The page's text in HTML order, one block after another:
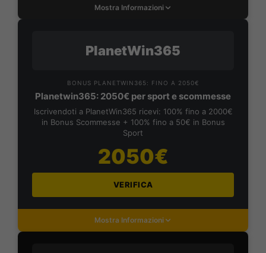
Mostra Informazioni
PlanetWin365
BONUS PLANETWIN365: FINO A 2050€
Planetwin365: 2050€ per sport e scommesse
Iscrivendoti a PlanetWin365 ricevi: 100% fino a 2000€
in Bonus Scommesse + 100% fino a 50€ in Bonus
Sport
2050€
VERIFICA
Mostra Informazioni